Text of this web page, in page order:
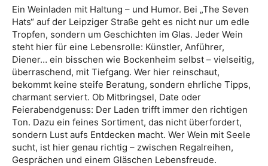
Ein Weinladen mit Haltung – und Humor. Bei „The Seven
Hats“ auf der Leipziger Straße geht es nicht nur um edle
Tropfen, sondern um Geschichten im Glas. Jeder Wein
steht hier für eine Lebensrolle: Künstler, Anführer,
Diener… ein bisschen wie Bockenheim selbst – vielseitig,
überraschend, mit Tiefgang. Wer hier reinschaut,
bekommt keine steife Beratung, sondern ehrliche Tipps,
charmant serviert. Ob Mitbringsel, Date oder
Feierabendgenuss: Der Laden trifft immer den richtigen
Ton. Dazu ein feines Sortiment, das nicht überfordert,
sondern Lust aufs Entdecken macht. Wer Wein mit Seele
sucht, ist hier genau richtig – zwischen Regalreihen,
Gesprächen und einem Gläschen Lebensfreude.